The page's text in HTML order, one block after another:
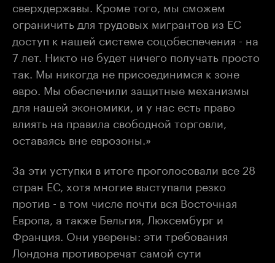
сверхдержавы. Кроме того, мы сможем
ограничить для трудовых мигрантов из ЕС
доступ к нашей системе соцобеспечения - на
7 лет. Никто не будет ничего получать просто
так. Мы никогда не присоединимся к зоне
евро. Мы обеспечили защитные механизмы
для нашей экономики, и у нас есть право
влиять на правила свободной торговли,
оставаясь вне еврозоны.»
За эти уступки в итоге проголосовали все 28
стран ЕС, хотя многие выступали резко
против - в том числе почти вся Восточная
Европа, а также Бельгия, Люксембург и
Франция. Они уверены: эти требования
Лондона противоречат самой сути